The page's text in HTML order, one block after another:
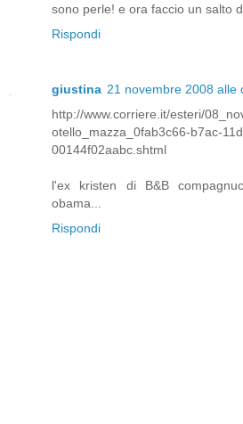
sono perle! e ora faccio un salto
Rispondi
giustina 21 novembre 2008 alle
http://www.corriere.it/esteri/
otello_mazza_0fab3c66-b7ac-
00144f02aabc.shtml
l'ex kristen di B&B
obama...
Rispondi